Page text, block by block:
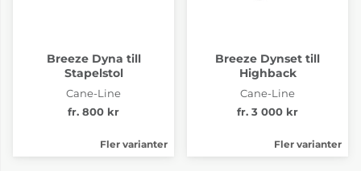
Breeze Dyna till
Stapelstol
Cane-Line
fr. 800 kr
Fler varianter
Breeze Dynset till
Highback
Cane-Line
fr. 3 000 kr
Fler varianter